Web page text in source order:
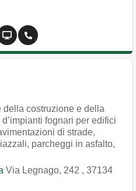
della costruzione e della
fognari per edifici
di strade,
parcheggi in asfalto,
Via Legnago, 242 , 37134